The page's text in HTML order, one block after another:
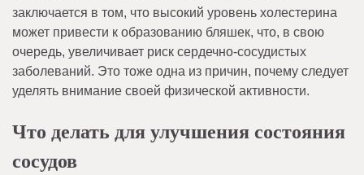
заключается в том, что высокий уровень холестерина
может привести к образованию бляшек, что, в свою
очередь, увеличивает риск сердечно-сосудистых
заболеваний. Это тоже одна из причин, почему следует
уделять внимание своей физической активности.
Что делать для улучшения состояния
сосудов